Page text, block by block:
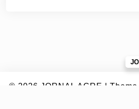
© 2026 JORNAL ACRE |